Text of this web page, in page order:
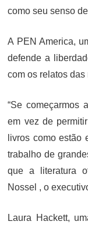
como seu senso
A PEN America,
defende a
com os relatos
“Se começarmos
em vez de
livros como estão
trabalho de
que a literatura
Nossel , o
Laura Hackett,